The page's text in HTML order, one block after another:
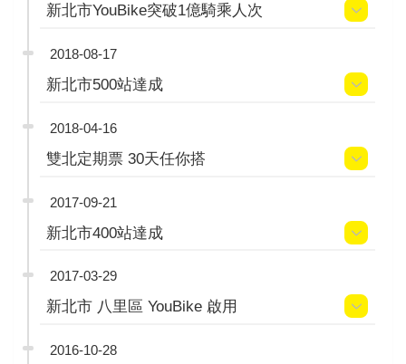
新北市YouBike突破1億騎乘人次
2018-08-17
新北市500站達成
2018-04-16
雙北定期票 30天任你搭
2017-09-21
新北市400站達成
2017-03-29
新北市 八里區 YouBike 啟用
2016-10-28